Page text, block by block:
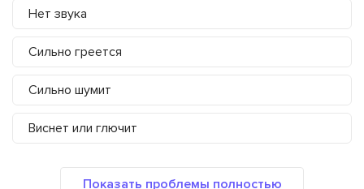
Нет звука
Сильно греется
Сильно шумит
Виснет или глючит